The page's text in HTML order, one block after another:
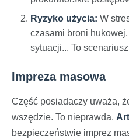
Ryzyko użycia: W
czasami broni hukowej,
sytuacji... To
Impreza masowa
Część posiadaczy uważa,
wszędzie. To nieprawda.
bezpieczeństwie imprez